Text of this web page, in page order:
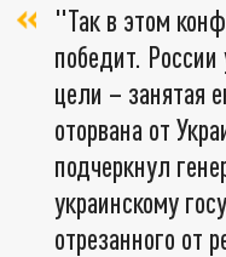
"Так в этом
победит. России
цели – занятая
оторвана от
подчеркнул
украинскому
отрезанного от